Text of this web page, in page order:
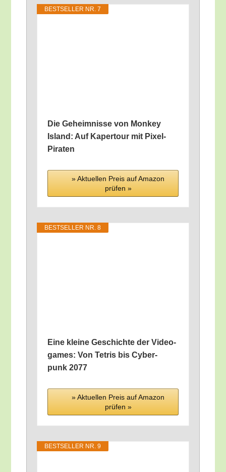
BEST­SEL­LER NR. 7
Die Geheim­nis­se von Mon­key
Island: Auf Kaper­tour mit Pixel-
Piraten
» Aktu­el­len Preis auf Ama­zon
prü­fen »
BEST­SEL­LER NR. 8
Eine klei­ne Geschich­te der Video­
ga­mes: Von Tetris bis Cyber­
punk 2077
» Aktu­el­len Preis auf Ama­zon
prü­fen »
BEST­SEL­LER NR. 9